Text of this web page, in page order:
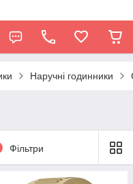
Наручні годинники
Фільтри